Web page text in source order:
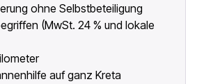
ohne Selbstbeteiligung
(MwSt. 24 % und lokale
auf ganz Kreta